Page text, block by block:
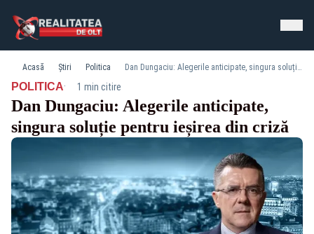
Acasă Știri Politica Dan Dungaciu: Alegerile anticipate, singura soluție pentru ieșirea din criză
POLITICA· 1 min citire
Dan Dungaciu: Alegerile anticipate,
singura soluție pentru ieșirea din criză